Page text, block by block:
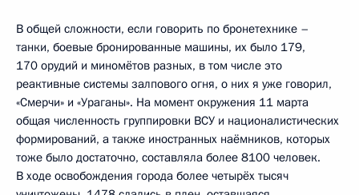
В общей сложности, если говорить по бронетехнике –
танки, боевые бронированные машины, их было 179,
170 орудий и миномётов разных, в том числе это
реактивные системы залпового огня, о них я уже говорил,
«Смерчи» и «Ураганы». На момент окружения 11 марта
общая численность группировки ВСУ и националистических
формирований, а также иностранных наёмников, которых
тоже было достаточно, составляла более 8100 человек.
В ходе освобождения города более четырёх тысяч